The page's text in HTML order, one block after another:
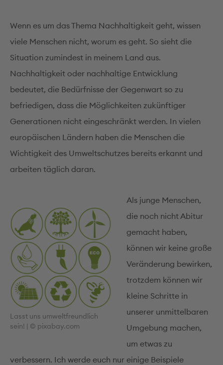
Wenn es um das Thema Nachhaltigkeit geht, wissen
viele Menschen nicht, worum es geht. So sieht die
Situation zumindest in meinem Land aus.
Nachhaltigkeit oder nachhaltige Entwicklung
bedeutet, die Bedürfnisse der Gegenwart so zu
befriedigen, dass die Möglichkeiten zukünftiger
Generationen nicht eingeschränkt werden. In vielen
europäischen Ländern haben die Menschen die
Wichtigkeit des Umweltschutzes bereits erkannt und
arbeiten täglich daran.
Lasst uns umweltfreundlich
sein! | © pixabay.com
Als junge Menschen,
die noch nicht Abitur
gemacht haben,
können wir keine große
Veränderung bewirken,
trotzdem können wir
kleine Schritte in
unserer unmittelbaren
Umgebung machen,
um etwas zu
verbessern. Ich werde euch nur einige Beispiele